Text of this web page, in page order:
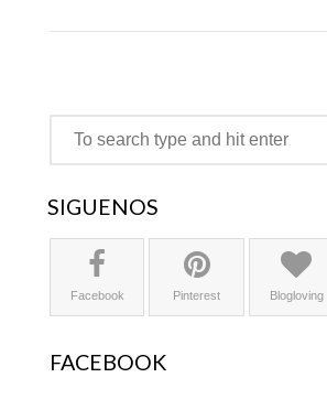
SÍGUENOS
Facebook Pinterest Blogloving
FACEBOOK